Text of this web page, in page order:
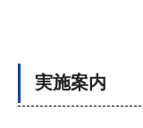
実施案内